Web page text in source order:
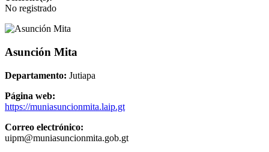
No registrado
Asunción Mita
Departamento: Jutiapa
Página web:
https://muniasuncionmita.laip.gt
Correo electrónico:
uipm@muniasuncionmita.gob.gt